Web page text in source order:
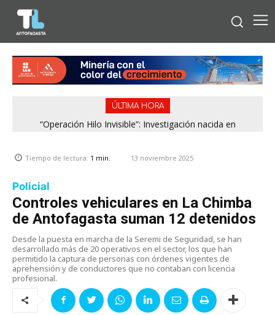
ÚLTIMA HORA
“Operación Hilo Invisible”: Investigación nacida en
Tiempo de lectura: 1 min. 13 noviembre 2025
Policial
Controles vehiculares en La Chimba
de Antofagasta suman 12 detenidos
Desde la puesta en marcha de la Seremi de Seguridad, se han
desarrollado más de 20 operativos en el sector, los que han
permitido la captura de personas con órdenes vigentes de
aprehensión y de conductores que no contaban con licencia
profesional.